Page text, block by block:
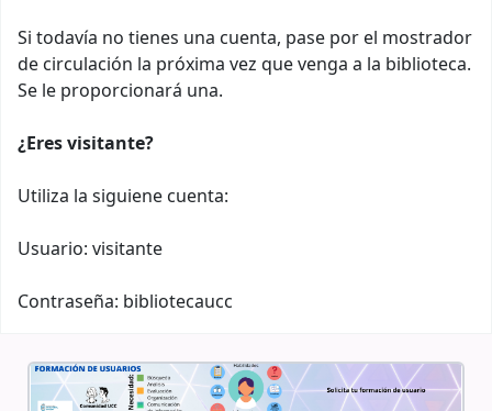
Si todavía no tienes una cuenta, pase por el mostrador
de circulación la próxima vez que venga a la biblioteca.
Se le proporcionará una.
¿Eres visitante?
Utiliza la siguiene cuenta:
Usuario: visitante
Contraseña: bibliotecaucc